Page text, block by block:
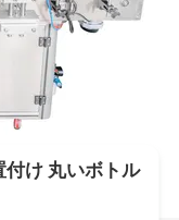
付け 丸いボトル